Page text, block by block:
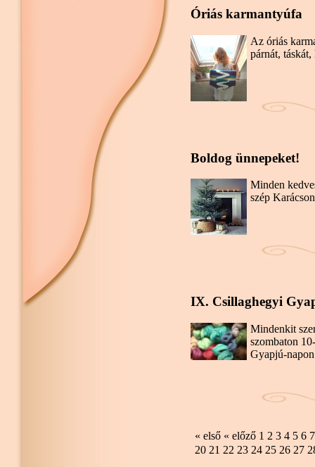
Óriás karmantyúfa
Az óriás
párnát,
Boldog ünnepeket!
Minden
szép
IX. Csillaghegyi
Mindenkit
szombaton
Gyapjú-
« első « előző 1 2 3 4 5 6 7
20 21 22 23 24 25 26 27